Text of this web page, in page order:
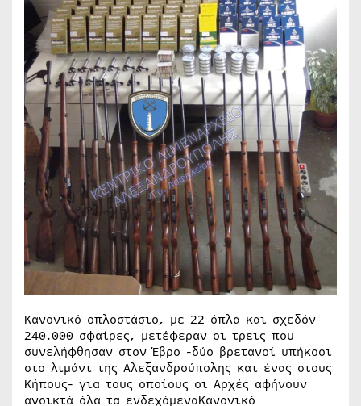
Κανονικό οπλοστάσιο, με 22 όπλα και σχεδόν
240.000 σφαίρες, μετέφεραν οι τρεις που
συνελήφθησαν στον Έβρο -δύο βρετανοί υπήκοοι
στο λιμάνι της Αλεξανδρούπολης και ένας στους
Κήπους- για τους οποίους οι Αρχές αφήνουν
ανοικτά όλα τα ενδεχόμεναΚανονικό